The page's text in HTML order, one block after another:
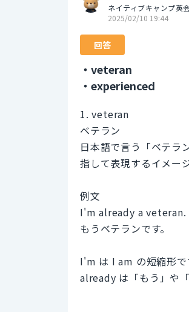
ネイティブキャンプ英
2025/02/10 19:44
回答
・veteran
・experienced
1. veteran
ベテラン
日本語で言う「ベテラ
指して表現するイメー
例文
I'm already a veteran.
もうベテランです。
I'm は I am の短縮形で
already は「もう」や